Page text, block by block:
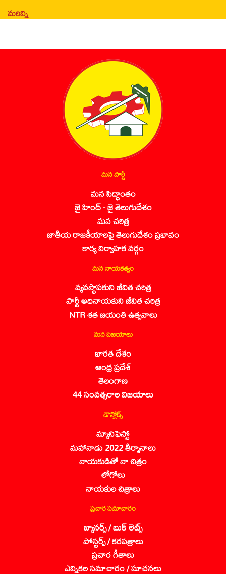
మరిన్ని
మన పార్టీ
మన సిద్ధాంతం
జై హింద్ - జై తెలుగుదేశం
మన చరిత్ర
జాతీయ రాజకీయాలపై తెలుగుదేశం ప్రభావం
కార్య నిర్వాహక వర్గం
మన నాయకత్వం
వ్యవస్థాపకుని జీవిత చరిత్ర
పార్టీ అధినాయకుని జీవిత చరిత్ర
NTR శత జయంతి ఉత్సవాలు
మన విజయాలు
భారత దేశం
ఆంధ్ర ప్రదేశ్
తెలంగాణ
44 సంవత్సరాల విజయాలు
డౌన్లోడ్స్
మ్యానిఫెస్టో
మహానాడు 2022 తీర్మానాలు
నాయకుడితో నా చిత్రం
లోగోలు
నాయకుల చిత్రాలు
ప్రచార సమాచారం
బ్యానర్స్ / బుక్ లెట్స్
పోస్టర్స్ / కరపత్రాలు
ప్రచార గీతాలు
ఎన్నికల సమాచారం / సూచనలు